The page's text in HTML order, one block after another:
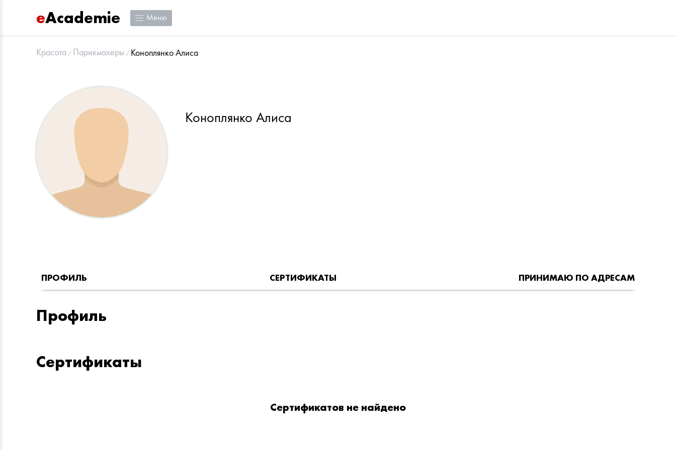
eAcademie Меню
Красота Парикмахеры Коноплянко Алиса
Коноплянко Алиса
ПРОФИЛЬ СЕРТИФИКАТЫ ПРИНИМАЮ ПО АДРЕСАМ
Профиль
Сертификаты
Сертификатов не найдено